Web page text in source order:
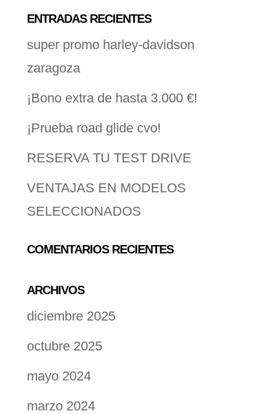
ENTRADAS RECIENTES
super promo harley-davidson
zaragoza
¡Bono extra de hasta 3.000 €!
¡Prueba road glide cvo!
RESERVA TU TEST DRIVE
VENTAJAS EN MODELOS
SELECCIONADOS
COMENTARIOS RECIENTES
ARCHIVOS
diciembre 2025
octubre 2025
mayo 2024
marzo 2024